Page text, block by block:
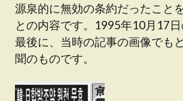
源泉的に無効の条約だったこと
との内容です。1995年10月17日
最後に、当時の記事の画像でも
聞のものです。